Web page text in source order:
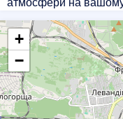
атмосфери на
допоможуть вам
+
−